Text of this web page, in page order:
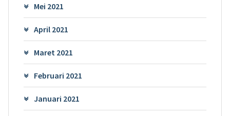
Mei 2021
April 2021
Maret 2021
Februari 2021
Januari 2021